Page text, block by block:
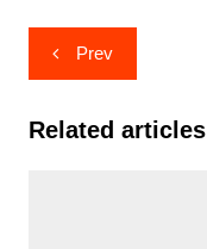
Post
navigation
Prev
Related articles